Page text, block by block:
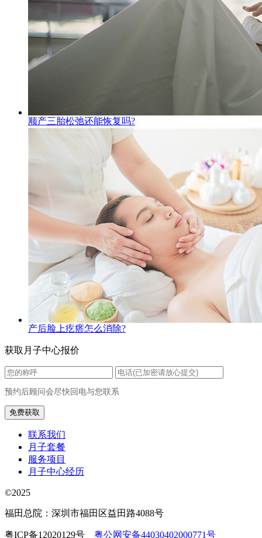
顺产三胎松弛还能恢复吗?
产后脸上疙瘩怎么消除?
获取月子中心报价
预约后顾问会尽快回电与您联系
联系我们
月子套餐
服务项目
月子中心经历
©2025
福田总院：深圳市福田区益田路4088号
粤ICP备12020129号 粤公网安备44030402000771号